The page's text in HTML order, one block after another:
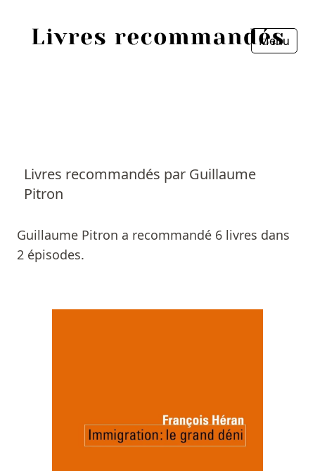
Menu
Livres recommandés par Guillaume
Pitron
Guillaume Pitron a recommandé 6 livres dans
2 épisodes.
Personnes
Livres
Prix littéraires
Fermer